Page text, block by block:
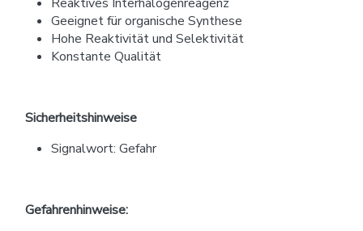
Geeignet für organische Synthese
Hohe Reaktivität und Selektivität
Konstante Qualität
Sicherheitshinweise
Signalwort: Gefahr
Gefahrenhinweise: